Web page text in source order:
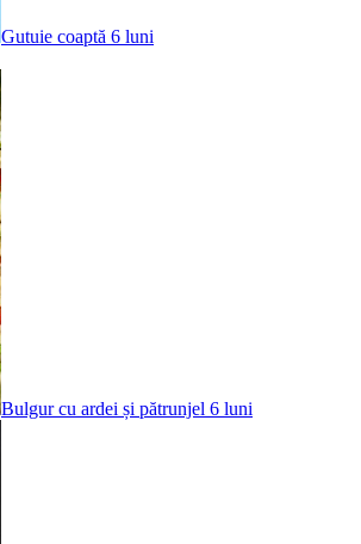
Gutuie coaptă 6 luni
Bulgur cu ardei și pătrunjel 6 luni